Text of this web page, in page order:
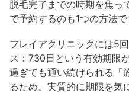
脱毛完了までの時期を焦っ
で予約するのも1つの方法で
フレイアクリニックには5
ス：730日という有効期限
過ぎても通い続けられる「
るため、実質的に期限を気